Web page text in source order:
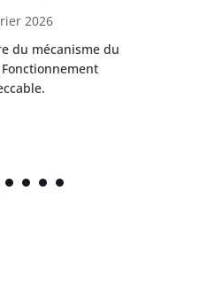
2026
d’un volet roulant
bon résultat.